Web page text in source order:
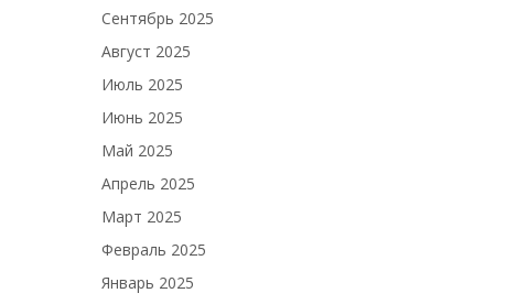
Сентябрь 2025
Август 2025
Июль 2025
Июнь 2025
Май 2025
Апрель 2025
Март 2025
Февраль 2025
Январь 2025